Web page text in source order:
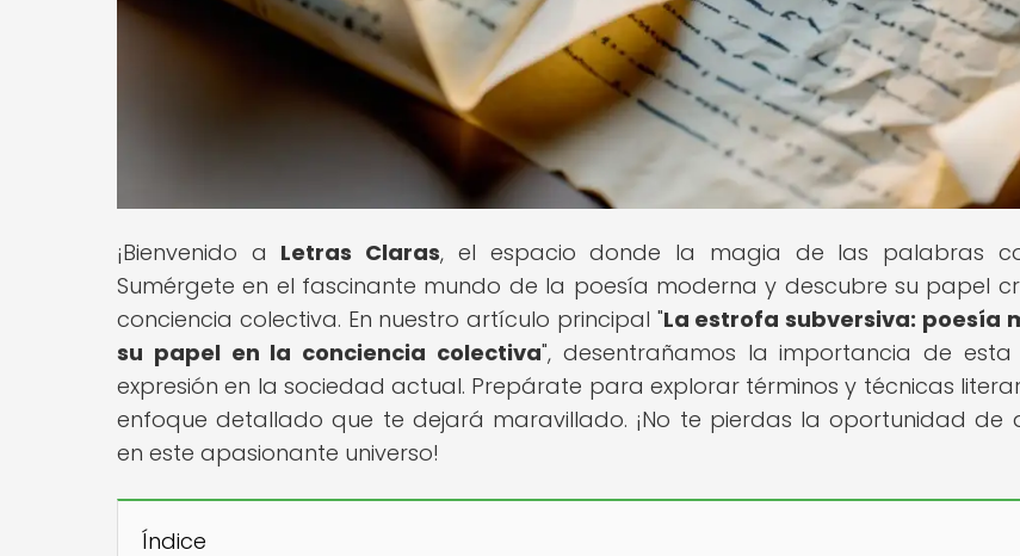
¡Bienvenido a Letras Claras, el espacio donde la magia de las palabras
Sumérgete en el fascinante mundo de la poesía moderna y descubre su papel
conciencia colectiva. En nuestro artículo principal "La estrofa subversiva: poesía
su papel en la conciencia colectiva", desentrañamos la importancia de
expresión en la sociedad actual. Prepárate para explorar términos y técnicas
enfoque detallado que te dejará maravillado. ¡No te pierdas la oportunidad de
en este apasionante universo!
Índice